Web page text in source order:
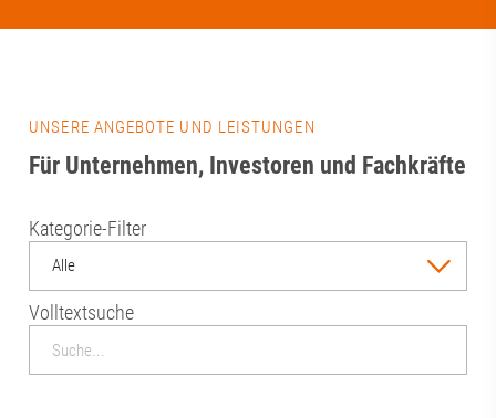
UNSERE ANGEBOTE UND LEISTUNGEN
Für Unternehmen, Investoren und Fachkräfte
Kategorie-Filter
Alle
Volltextsuche